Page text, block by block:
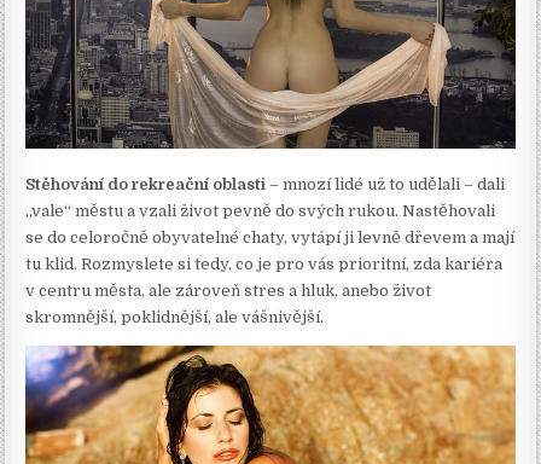
Stěhování do rekreační oblasti– mnozí lidé už to udělali – dali
„vale“ městu a vzali život pevně do svých rukou. Nastěhovali
se do celoročně obyvatelné chaty, vytápí ji levně dřevem a mají
tu klid. Rozmyslete si tedy, co je pro vás prioritní, zda kariéra
v centru města, ale zároveň stres a hluk, anebo život
skromnější, poklidnější, ale vášnivější.